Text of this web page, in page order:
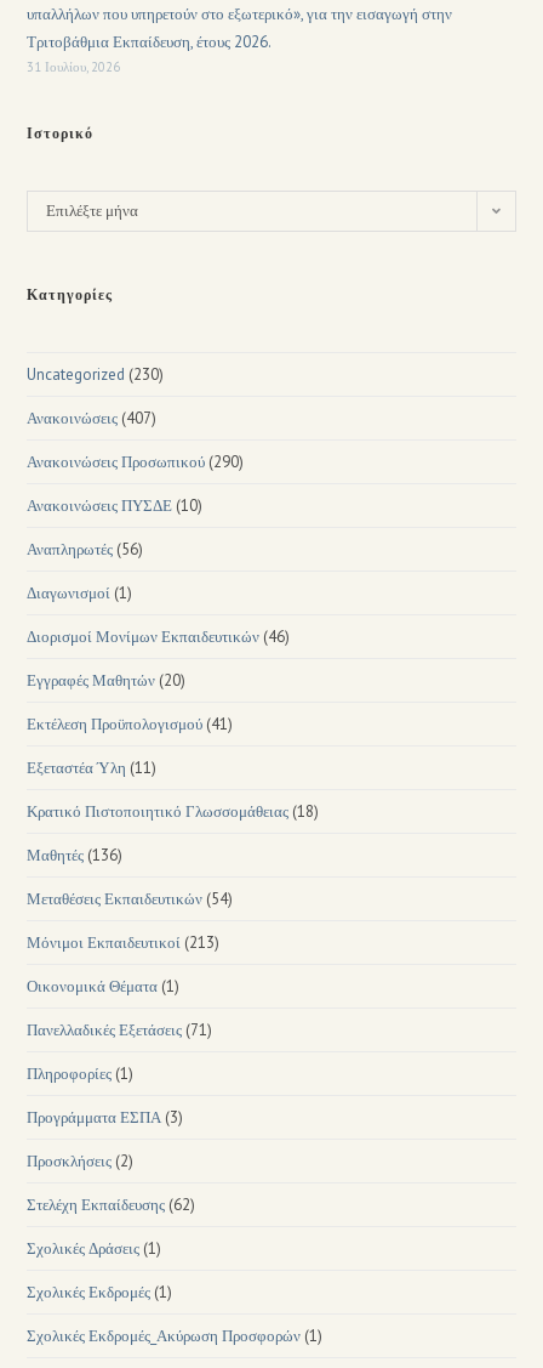
υπαλλήλων που υπηρετούν στο εξωτερικό», για την εισαγωγή στην
Τριτοβάθμια Εκπαίδευση, έτους 2026.
31 Ιουλίου, 2026
Ιστορικό
Επιλέξτε μήνα
Κατηγορίες
Uncategorized (230)
Ανακοινώσεις (407)
Ανακοινώσεις Προσωπικού (290)
Ανακοινώσεις ΠΥΣΔΕ (10)
Αναπληρωτές (56)
Διαγωνισμοί (1)
Διορισμοί Μονίμων Εκπαιδευτικών (46)
Εγγραφές Μαθητών (20)
Εκτέλεση Προϋπολογισμού (41)
Εξεταστέα Ύλη (11)
Κρατικό Πιστοποιητικό Γλωσσομάθειας (18)
Μαθητές (136)
Μεταθέσεις Εκπαιδευτικών (54)
Μόνιμοι Εκπαιδευτικοί (213)
Οικονομικά Θέματα (1)
Πανελλαδικές Εξετάσεις (71)
Πληροφορίες (1)
Προγράμματα ΕΣΠΑ (3)
Προσκλήσεις (2)
Στελέχη Εκπαίδευσης (62)
Σχολικές Δράσεις (1)
Σχολικές Εκδρομές (1)
Σχολικές Εκδρομές_Ακύρωση Προσφορών (1)